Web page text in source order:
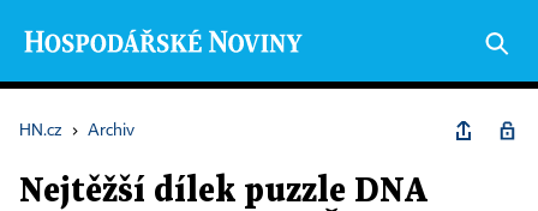
HN.cz › Archiv
Nejtěžší dílek puzzle DNA